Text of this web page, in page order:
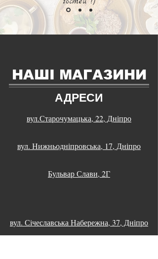
НАШІ МАГАЗИНИ
АДРЕСИ
вул.Старочумацька, 22, Дніпро
вул. Нижньодніпровська, 17, Дніпро
Бульвар Слави, 2Г
вул. Січеславська Набережна, 37, Дніпро